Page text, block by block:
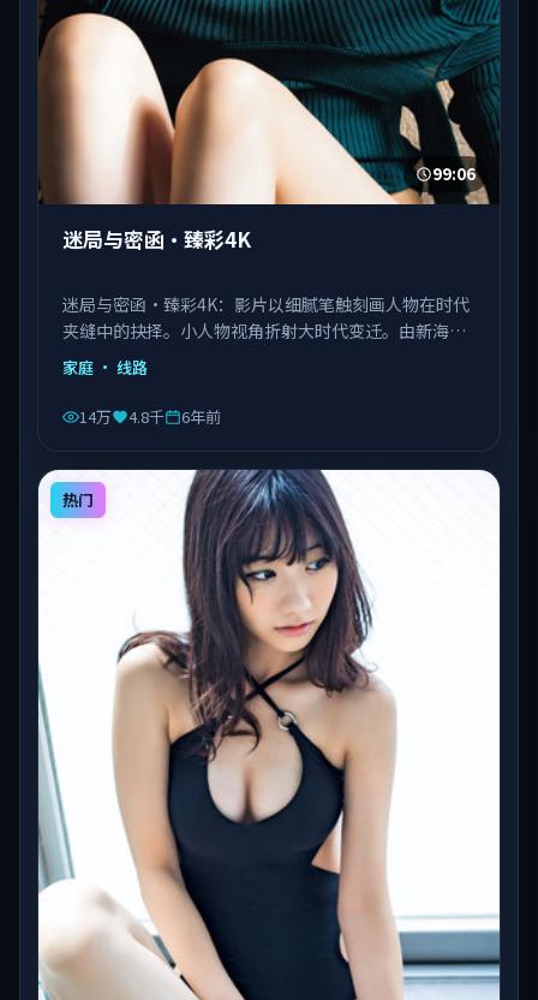
99:06
迷局与密函·臻彩4K
迷局与密函·臻彩4K：影片以细腻笔触刻画人物在时代
夹缝中的抉择。小人物视角折射大时代变迁。由新海诚
执导，刘德华、王景春、王凯等主演，泰国出品，类型
为家庭。
家庭 · 线路
14万 4.8千 6年前
热门